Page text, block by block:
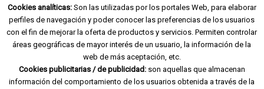
Cookies analíticas:Son las utilizadas por los portales Web, para elaborar
perfiles de navegación y poder conocer las preferencias de los usuarios
con el fin de mejorar la oferta de productos y servicios. Permiten controlar
áreas geográficas de mayor interés de un usuario, la información de la
web de más aceptación, etc.
Cookies publicitarias / de publicidad:son aquellas que almacenan
información del comportamiento de los usuarios obtenida a través de la